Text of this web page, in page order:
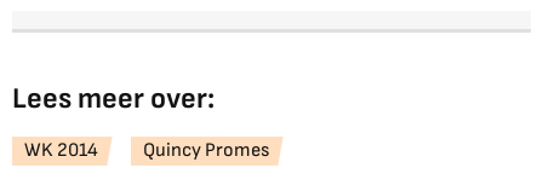
Lees meer over:
WK 2014 Quincy Promes